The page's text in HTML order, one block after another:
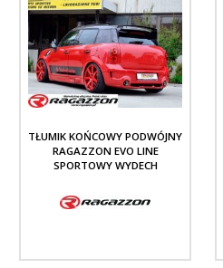
TŁUMIK KOŃCOWY PODWÓJNY
RAGAZZON EVO LINE
SPORTOWY WYDECH